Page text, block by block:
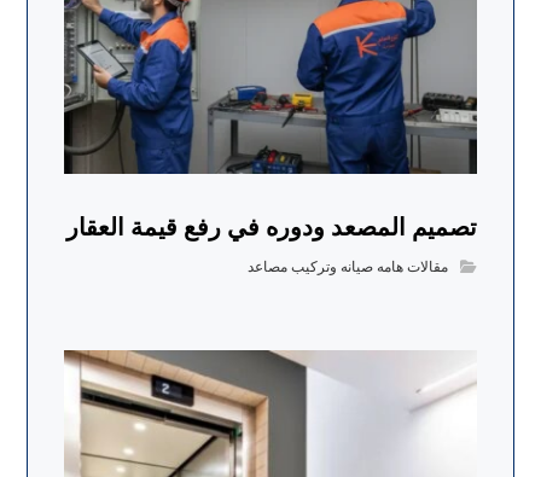
تصميم المصعد ودوره في رفع قيمة العقار
مقالات هامه صيانه وتركيب مصاعد